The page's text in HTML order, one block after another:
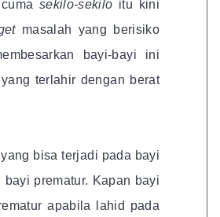
sekilo-sekilo itu kini
masalah yang berisiko
bayi-bayi ini
terlahir dengan berat
bisa terjadi pada bayi
prematur. Kapan bayi
apabila lahid pada